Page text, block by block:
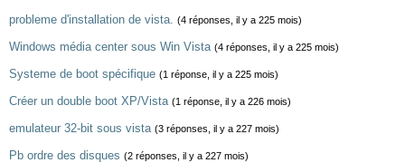
probleme d'installation de vista. (4 réponses, il y a 225 mois)
Windows média center sous Win Vista (4 réponses, il y a 225 mois)
Systeme de boot spécifique (1 réponse, il y a 225 mois)
Créer un double boot XP/Vista (1 réponse, il y a 226 mois)
emulateur 32-bit sous vista (3 réponses, il y a 227 mois)
Pb ordre des disques (2 réponses, il y a 227 mois)